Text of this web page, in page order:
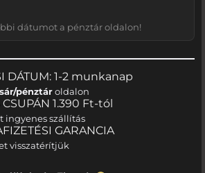
dátumot a pénztár oldalon!
DÁTUM: 1-2 munkanap
pénztároldalon
CSUPÁN 1.390 Ft-tól
ingyenes szállítás
GARANCIA
visszatérítjük